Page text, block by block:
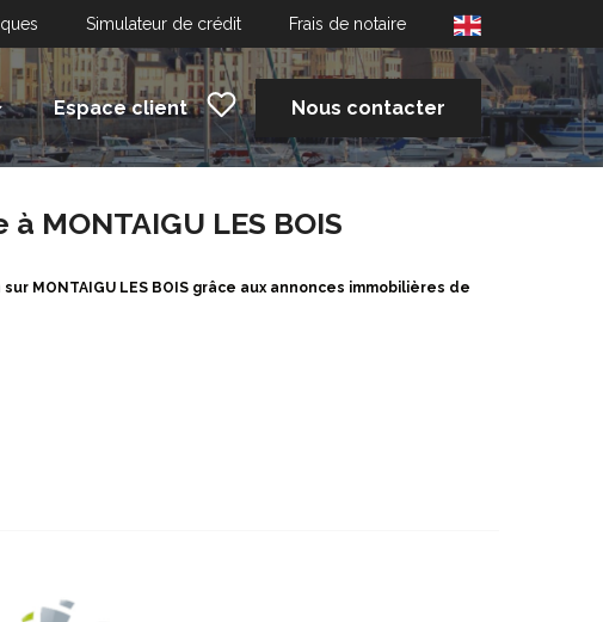
Simulateur de crédit Frais de notaire
Espace client Nous contacter
MONTAIGU LES BOIS
MONTAIGU LES BOIS grâce aux annonces immobilières de